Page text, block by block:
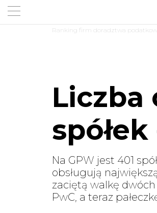
Ranking firm doradztwa
Liczba
Na GPW jest 401
obsługują
zaciętą walkę dwóch
PwC, a teraz